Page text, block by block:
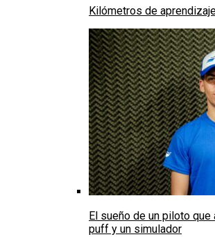
Kilómetros de
El sueño de un piloto que
puff y un simulador